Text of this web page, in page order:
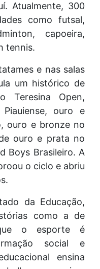
Atualmente, 300
como futsal,
capoeira,
tennis.
e nas salas
um histórico de
Teresina Open,
ouro e
ouro e bronze no
ouro e prata no
Boys Brasileiro. A
o ciclo e abriu
da Educação,
como a de
o esporte é
social e
ensina